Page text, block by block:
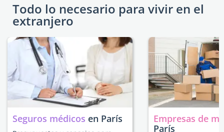
Todo lo necesario para vivir en el
extranjero
Seguros médicos en París
Empresas de
París